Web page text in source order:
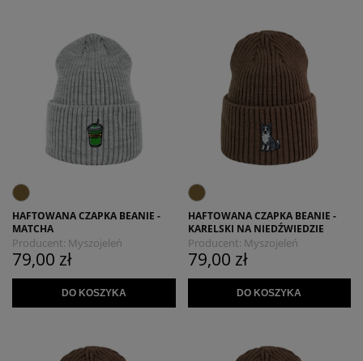
HAFTOWANA CZAPKA BEANIE -
MATCHA
Producent: Myszojeleń
79,00 zł
DO KOSZYKA
HAFTOWANA CZAPKA BEANIE -
KARELSKI NA NIEDŹWIEDZIE
Producent: Myszojeleń
79,00 zł
DO KOSZYKA